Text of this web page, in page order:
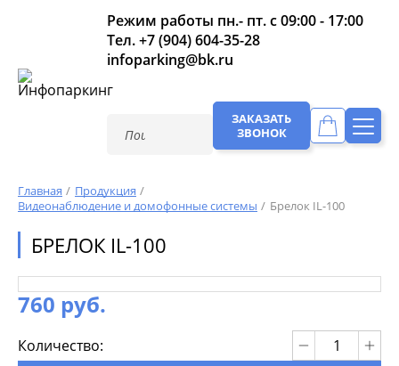
Режим работы пн.- пт. с 09:00 - 17:00
Тел.+7 (904) 604-35-28
infoparking@bk.ru
ЗАКАЗАТЬ
ЗВОНОК
Главная
Продукция
Видеонаблюдение и домофонные системы
Брелок IL-100
БРЕЛОК IL-100
760 руб.
Количество: